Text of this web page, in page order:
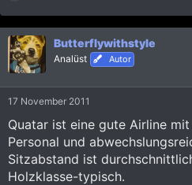
a
k
t
i
o
n
Butterflywithstyle
Analüst Autor
17 November 2011
Quatar ist eine gute Airline
Personal und
Sitzabstand ist
Holzklasse-typisch.